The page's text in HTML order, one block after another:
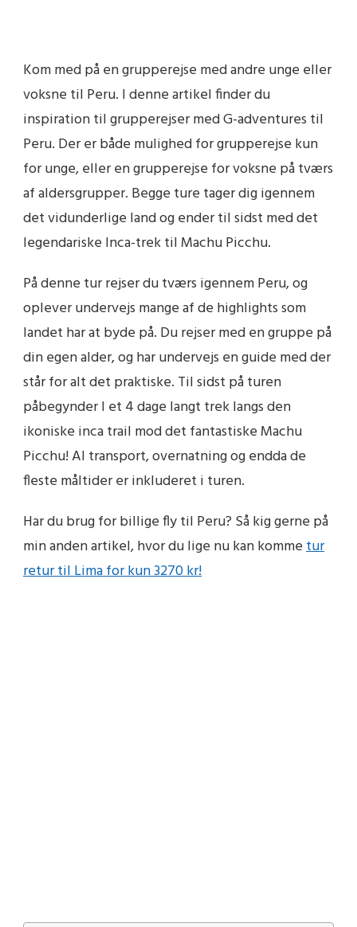
Kom med på en grupperejse med andre unge eller
voksne til Peru. I denne artikel finder du
inspiration til grupperejser med G-adventures til
Peru. Der er både mulighed for grupperejse kun
for unge, eller en grupperejse for voksne på tværs
af aldersgrupper. Begge ture tager dig igennem
det vidunderlige land og ender til sidst med det
legendariske Inca-trek til Machu Picchu.
På denne tur rejser du tværs igennem Peru, og
oplever undervejs mange af de highlights som
landet har at byde på. Du rejser med en gruppe på
din egen alder, og har undervejs en guide med der
står for alt det praktiske. Til sidst på turen
påbegynder I et 4 dage langt trek langs den
ikoniske inca trail mod det fantastiske Machu
Picchu! Al transport, overnatning og endda de
fleste måltider er inkluderet i turen.
Har du brug for billige fly til Peru? Så kig gerne på
min anden artikel, hvor du lige nu kan kommetur
retur til Lima for kun 3270 kr!